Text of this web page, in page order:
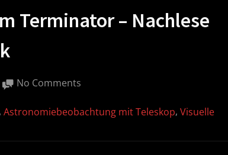
Terminator – Nachlese
No Comments
am
,Astronomiebeobachtung mit Teleskop,Visuelle